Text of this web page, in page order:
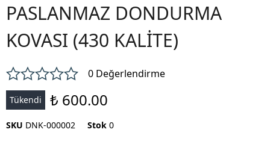
PASLANMAZ DONDURMA
KOVASI (430 KALİTE)
0 Değerlendirme
Tükendi ₺ 600.00
SKU DNK-000002 Stok 0